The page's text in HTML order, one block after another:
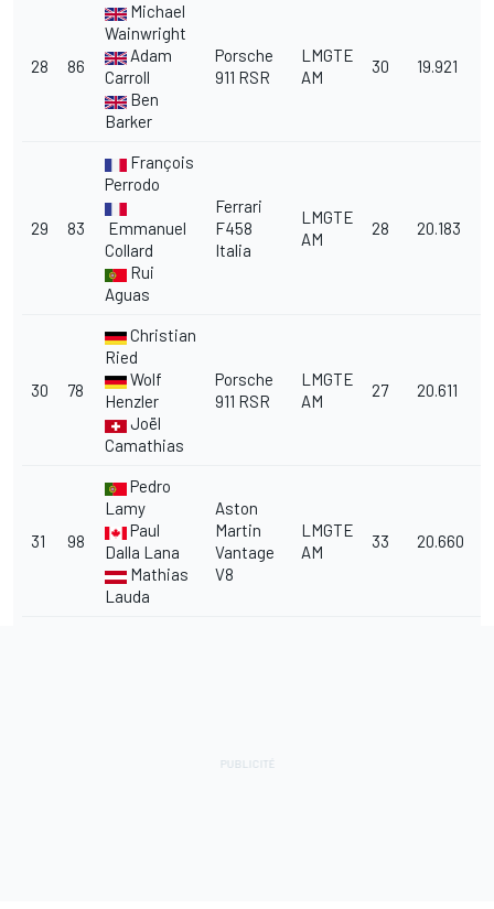
28 86
Michael
Wainwright
Adam
Carroll
Ben
Barker
Porsche
911 RSR
LMGTE
AM
30 19.921
29 83
François
Perrodo
Emmanuel
Collard
Rui
Aguas
Ferrari
F458
Italia
LMGTE
AM
28 20.183
30 78
Christian
Ried
Wolf
Henzler
Joël
Camathias
Porsche
911 RSR
LMGTE
AM
27 20.611
31 98
Pedro
Lamy
Paul
Dalla Lana
Mathias
Lauda
Aston
Martin
Vantage
V8
LMGTE
AM
33 20.660